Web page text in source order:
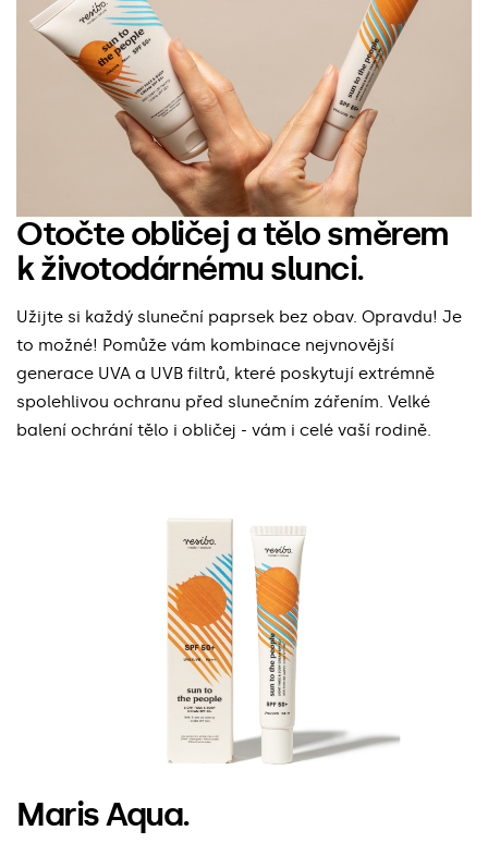
Otočte obličej a tělo směrem
k životodárnému slunci.
Užijte si každý sluneční paprsek bez obav. Opravdu! Je
to možné! Pomůže vám kombinace nejvnovější
generace UVA a UVB filtrů, které poskytují extrémně
spolehlivou ochranu před slunečním zářením. Velké
balení ochrání tělo i obličej - vám i celé vaší rodině.
Maris Aqua.